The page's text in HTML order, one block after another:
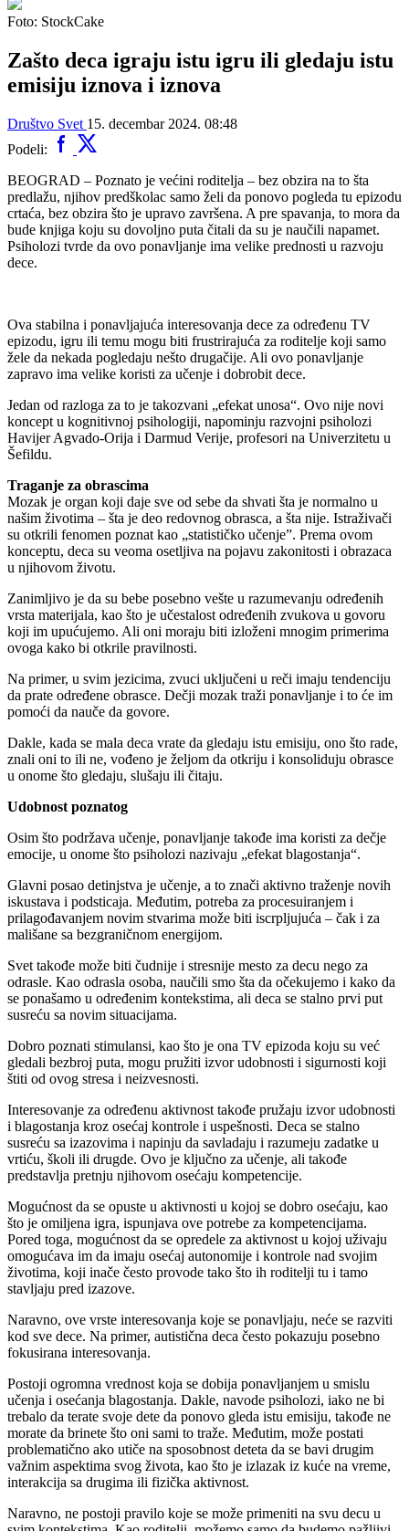
Foto: StockCake
Zašto deca igraju istu igru ili gledaju istu
emisiju iznova i iznova
Društvo Svet 15. decembar 2024. 08:48
Podeli:
BEOGRAD – Poznato je većini roditelja – bez obzira na to šta
predlažu, njihov predškolac samo želi da ponovo pogleda tu epizodu
crtaća, bez obzira što je upravo završena. A pre spavanja, to mora da
bude knjiga koju su dovoljno puta čitali da su je naučili napamet.
Psiholozi tvrde da ovo ponavljanje ima velike prednosti u razvoju
dece.
Ova stabilna i ponavljajuća interesovanja dece za određenu TV
epizodu, igru ili temu mogu biti frustrirajuća za roditelje koji samo
žele da nekada pogledaju nešto drugačije. Ali ovo ponavljanje
zapravo ima velike koristi za učenje i dobrobit dece.
Jedan od razloga za to je takozvani „efekat unosa“. Ovo nije novi
koncept u kognitivnoj psihologiji, napominju razvojni psiholozi
Havijer Agvado-Orija i Darmud Verije, profesori na Univerzitetu u
Šefildu.
Traganje za obrascima
Mozak je organ koji daje sve od sebe da shvati šta je normalno u
našim životima – šta je deo redovnog obrasca, a šta nije. Istraživači
su otkrili fenomen poznat kao „statističko učenje”. Prema ovom
konceptu, deca su veoma osetljiva na pojavu zakonitosti i obrazaca
u njihovom životu.
Zanimljivo je da su bebe posebno vešte u razumevanju određenih
vrsta materijala, kao što je učestalost određenih zvukova u govoru
koji im upućujemo. Ali oni moraju biti izloženi mnogim primerima
ovoga kako bi otkrile pravilnosti.
Na primer, u svim jezicima, zvuci uključeni u reči imaju tendenciju
da prate određene obrasce. Dečji mozak traži ponavljanje i to će im
pomoći da nauče da govore.
Dakle, kada se mala deca vrate da gledaju istu emisiju, ono što rade,
znali oni to ili ne, vođeno je željom da otkriju i konsoliduju obrasce
u onome što gledaju, slušaju ili čitaju.
Udobnost poznatog
Osim što podržava učenje, ponavljanje takođe ima koristi za dečje
emocije, u onome što psiholozi nazivaju „efekat blagostanja“.
Glavni posao detinjstva je učenje, a to znači aktivno traženje novih
iskustava i podsticaja. Međutim, potreba za procesuiranjem i
prilagođavanjem novim stvarima može biti iscrpljujuća – čak i za
mališane sa bezgraničnom energijom.
Svet takođe može biti čudnije i stresnije mesto za decu nego za
odrasle. Kao odrasla osoba, naučili smo šta da očekujemo i kako da
se ponašamo u određenim kontekstima, ali deca se stalno prvi put
susreću sa novim situacijama.
Dobro poznati stimulansi, kao što je ona TV epizoda koju su već
gledali bezbroj puta, mogu pružiti izvor udobnosti i sigurnosti koji
štiti od ovog stresa i neizvesnosti.
Interesovanje za određenu aktivnost takođe pružaju izvor udobnosti
i blagostanja kroz osećaj kontrole i uspešnosti. Deca se stalno
susreću sa izazovima i napinju da savladaju i razumeju zadatke u
vrtiću, školi ili drugde. Ovo je ključno za učenje, ali takođe
predstavlja pretnju njihovom osećaju kompetencije.
Mogućnost da se opuste u aktivnosti u kojoj se dobro osećaju, kao
što je omiljena igra, ispunjava ove potrebe za kompetencijama.
Pored toga, mogućnost da se opredele za aktivnost u kojoj uživaju
omogućava im da imaju osećaj autonomije i kontrole nad svojim
životima, koji inače često provode tako što ih roditelji tu i tamo
stavljaju pred izazove.
Naravno, ove vrste interesovanja koje se ponavljaju, neće se razviti
kod sve dece. Na primer, autistična deca često pokazuju posebno
fokusirana interesovanja.
Postoji ogromna vrednost koja se dobija ponavljanjem u smislu
učenja i osećanja blagostanja. Dakle, navode psiholozi, iako ne bi
trebalo da terate svoje dete da ponovo gleda istu emisiju, takođe ne
morate da brinete što oni sami to traže. Međutim, može postati
problematično ako utiče na sposobnost deteta da se bavi drugim
važnim aspektima svog života, kao što je izlazak iz kuće na vreme,
interakcija sa drugima ili fizička aktivnost.
Naravno, ne postoji pravilo koje se može primeniti na svu decu u